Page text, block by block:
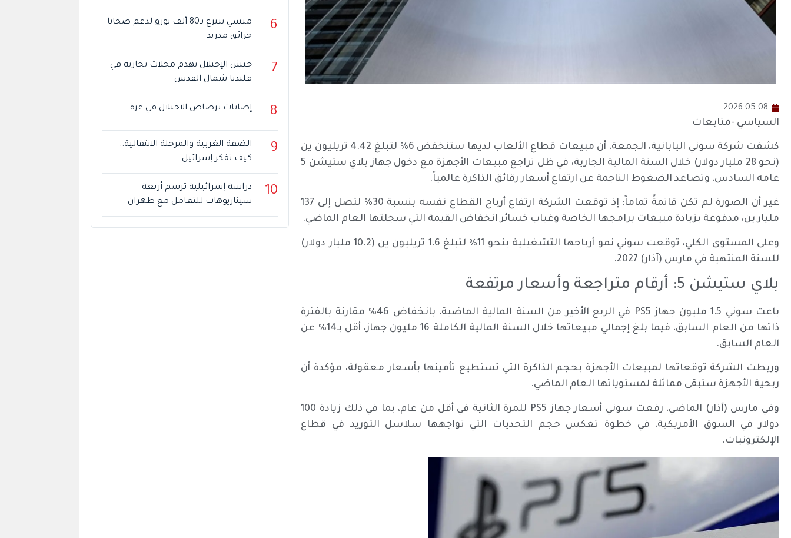
2026-05-08
السياسي -متابعات
كشفت شركة سوني اليابانية، الجمعة، أن مبيعات قطاع الألعاب لديها ستنخفض 6% لتبلغ 4.42 تريليون ين
(نحو 28 مليار دولار) خلال السنة المالية الجارية، في ظل تراجع مبيعات الأجهزة مع دخول جهاز بلاي ستيشن 5
عامه السادس، وتصاعد الضغوط الناجمة عن ارتفاع أسعار رقائق الذاكرة عالمياً.
غير أن الصورة لم تكن قاتمةً تماماً؛ إذ توقعت الشركة ارتفاع أرباح القطاع نفسه بنسبة 30% لتصل إلى 137
مليار ين، مدفوعة بزيادة مبيعات برامجها الخاصة وغياب خسائر انخفاض القيمة التي سجلتها العام الماضي.
وعلى المستوى الكلي، توقعت سوني نمو أرباحها التشغيلية بنحو 11% لتبلغ 1.6 تريليون ين (10.2 مليار دولار)
للسنة المنتهية في مارس (آذار) 2027.
بلاي ستيشن 5: أرقام متراجعة وأسعار مرتفعة
باعت سوني 1.5 مليون جهاز PS5 في الربع الأخير من السنة المالية الماضية، بانخفاض 46% مقارنة بالفترة
ذاتها من العام السابق، فيما بلغ إجمالي مبيعاتها خلال السنة المالية الكاملة 16 مليون جهاز، أقل بـ14% عن
العام السابق.
وربطت الشركة توقعاتها لمبيعات الأجهزة بحجم الذاكرة التي تستطيع تأمينها بأسعار معقولة، مؤكدة أن
ربحية الأجهزة ستبقى مماثلة لمستوياتها العام الماضي.
وفي مارس (آذار) الماضي، رفعت سوني أسعار جهاز PS5 للمرة الثانية في أقل من عام، بما في ذلك زيادة 100
دولار في السوق الأمريكية، في خطوة تعكس حجم التحديات التي تواجهها سلاسل التوريد في قطاع
الإلكترونيات.
6
ميسي يتبرع بـ80 ألف يورو لدعم ضحايا
حرائق مدريد
7
جيش الإحتلال يهدم محلات تجارية في
قلنديا شمال القدس
8 إصابات برصاص الاحتلال في غزة
9
الضفة الغربية والمرحلة الانتقالية..
كيف تفكر إسرائيل
10
دراسة إسرائيلية ترسم أربعة
سيناريوهات للتعامل مع طهران